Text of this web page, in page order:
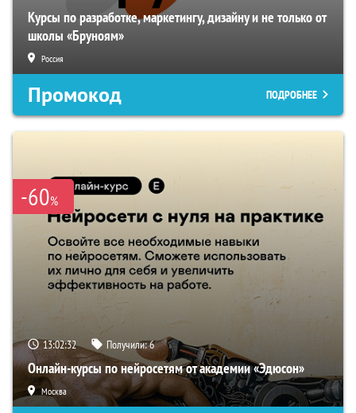
Курсы по разработке, маркетингу, дизайну и не только от
школы «Бруноям»
Россия
Промокод ПОДРОБНЕЕ
-60%
13:02:31 Получили:6
Онлайн-курсы по нейросетям от академии «Эдюсон»
Москва